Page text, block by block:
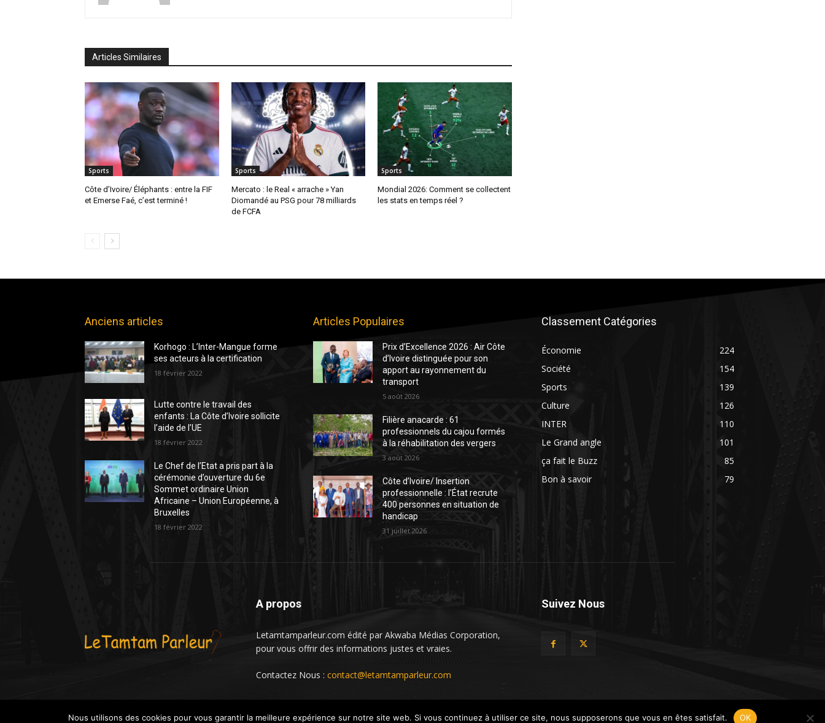
Articles Similaires
Sports
Côte d’Ivoire/ Éléphants : entre la FIF
et Emerse Faé, c’est terminé !
Sports
Mercato : le Real « arrache » Yan
Diomandé au PSG pour 78 milliards
de FCFA
Sports
Mondial 2026: Comment se collectent
les stats en temps réel ?
Anciens articles
Korhogo : L’Inter-Mangue forme
ses acteurs à la certification
18 février 2022
Lutte contre le travail des
enfants : La Côte d’Ivoire sollicite
l’aide de l’UE
18 février 2022
Le Chef de l’Etat a pris part à la
cérémonie d’ouverture du 6e
Sommet ordinaire Union
Africaine – Union Européenne, à
Bruxelles
18 février 2022
Articles Populaires
Prix d’Excellence 2026 : Air Côte
d’Ivoire distinguée pour son
apport au rayonnement du
transport
5 août 2026
Filière anacarde : 61
professionnels du cajou formés
à la réhabilitation des vergers
3 août 2026
Côte d’Ivoire/ Insertion
professionnelle : l’État recrute
400 personnes en situation de
handicap
31 juillet 2026
Classement Catégories
Économie
224
Société
154
Sports
139
Culture
126
INTER
110
Le Grand angle
101
ça fait le Buzz
85
Bon à savoir
79
A propos
Letamtamparleur.com édité par Akwaba Médias Corporation,
pour vous offrir des informations justes et vraies.
Contactez Nous : contact@letamtamparleur.com
Suivez Nous
Nous utilisons des cookies pour vous garantir la meilleure expérience sur notre site web. Si vous continuez à utiliser ce site, nous supposerons que vous en êtes satisfait. OK